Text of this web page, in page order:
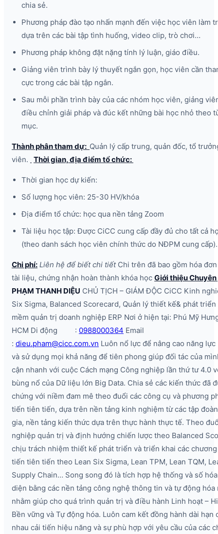
chia sẻ.
Phương pháp đào tạo nhấn mạnh đến việc học viên làm
dựa trên các bài tập tình huống, video clip, trò chơi…
Phương pháp không đặt nặng tính lý luận, giáo điều.
Giảng viên trình bày lý thuyết ngắn gọn, học viên cần
cực trong các bài tập ngắn.
Sau mỗi phần trình bày của các nhóm học viên, giảng
điều chỉnh giải pháp và đúc kết những bài học nhỏ theo
mục.
Thành phân tham dự: Quản lý cấp trung, quản đốc, tổ
viên.
Thời gian, địa điểm tổ chức:
Thời gian học dự kiến:
Số lượng học viên: 25-30 HV/khóa
Địa điểm tổ chức: học qua nền tảng Zoom
Tài liệu học tập: Được CiCC cung cấp đầy đủ cho tất cả
(theo danh sách học viên chính thức do NĐPM cung cấp).
Chi phí: Liên hệ để biết chi tiếtChi trên đã bao gồm hóa đơn
tài liệu, chứng nhận hoàn thành khóa học Giới thiệu
PHẠM THANH DIỆU CHỦ TỊCH – GIÁM ĐỘC CiCC Kinh
Six Sigma, Balanced Scorecard, Quản lý thiết kế& phát triển
mềm quản trị doanh nghiệp ERP Nơi ở hiện tại: Phú Mỹ
HCM Di động : 0988000364 Email
: dieu.pham@cicc.com.vn Luôn nổ lực để nâng cao năng lực
và sử dụng mọi khả năng để tiên phong giúp đối tác của
cận nhanh với cuộc Cách mạng Công nghiệp lần thứ tư 4.0
bùng nổ của Dữ liệu lớn Big Data. Chia sẻ các kiến thức đã
chứng với niềm đam mê theo đuổi các công cụ và phương
tiến tiên tiến, dựa trên nền tảng kinh nghiệm từ các tập
gia, nền tảng kiến thức dựa trên thực hành thực tế. Theo
nghiệp quản trị và định hướng chiến lược theo Balanced
chịu trách nhiệm thiết kế phát triển và triển khai các
tiến tiên tiến theo Lean Six Sigma, Lean TPM, Lean TQM,
Supply Chain… Song song đó là tích hợp hệ thống và số
diện bằng các nền tảng công nghệ thông tin và tự động hóa
nhằm giúp cho quá trình quản trị và điều hành Linh hoạt –
Bền vững và Tự động hóa. Luôn cam kết đồng hành dài hạn
nhau cải tiến hiệu năng và sự phù hợp với yêu cầu của các